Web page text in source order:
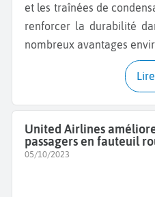
et les traînées de
renforcer la durabilité
nombreux avantages
United Airlines
passagers en fauteuil
05/10/2023